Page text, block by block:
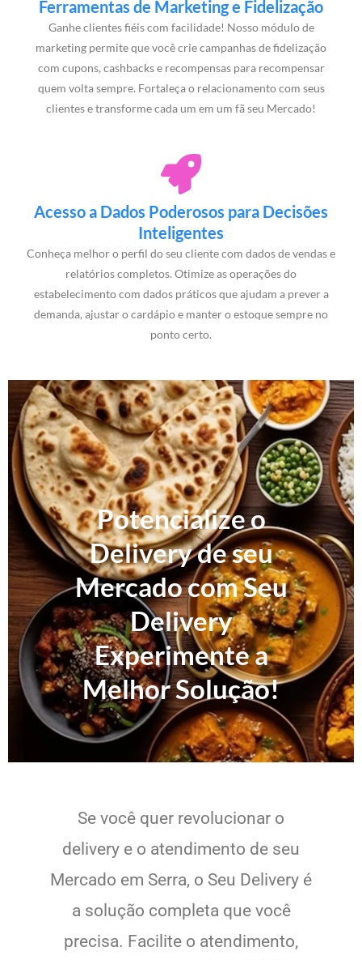
Ferramentas de Marketing e Fidelização
Ganhe clientes fiéis com facilidade! Nosso módulo de
marketing permite que você crie campanhas de fidelização
com cupons, cashbacks e recompensas para recompensar
quem volta sempre. Fortaleça o relacionamento com seus
clientes e transforme cada um em um fã seu Mercado!
Acesso a Dados Poderosos para Decisões
Inteligentes
Conheça melhor o perfil do seu cliente com dados de vendas e
relatórios completos. Otimize as operações do
estabelecimento com dados práticos que ajudam a prever a
demanda, ajustar o cardápio e manter o estoque sempre no
ponto certo.
Potencialize o
Delivery de seu
Mercado com Seu
Delivery
Experimente a
Melhor Solução!
Se você quer revolucionar o
delivery e o atendimento de seu
Mercado em Serra, o Seu Delivery é
a solução completa que você
precisa. Facilite o atendimento,